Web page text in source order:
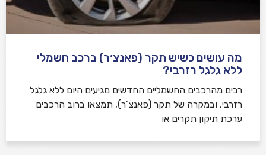
מה עושים כשיש תקר (פאנצ׳ר) ברכב חשמלי
ללא גלגל רזרבי?
רבים מהרכבים החשמליים החדשים מגיעים היום ללא גלגל
רזרבי, ובמקרה של תקר (פאנצ’ר), תמצאו ברוב הרכבים
ערכת תיקון תקרים או